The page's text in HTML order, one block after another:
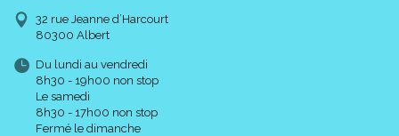
32 rue Jeanne d’Harcourt
80300 Albert
Du lundi au vendredi
8h30 - 19h00 non stop
Le samedi
8h30 - 17h00 non stop
Fermé le dimanche